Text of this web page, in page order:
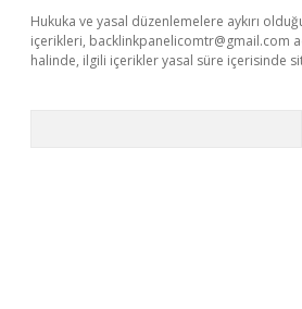
Hukuka ve yasal düzenlemelere aykırı
içerikleri, backlinkpanelicomtr@gmail.com
halinde, ilgili içerikler yasal süre içerisinde